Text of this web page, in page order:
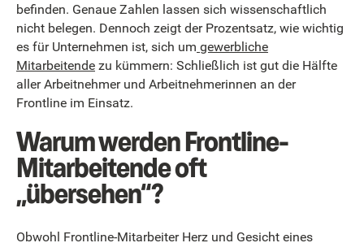
befinden. Genaue Zahlen lassen sich wissenschaftlich
nicht belegen. Dennoch zeigt der Prozentsatz, wie wichtig
es für Unternehmen ist, sich um gewerbliche
Mitarbeitende zu kümmern: Schließlich ist gut die Hälfte
aller Arbeitnehmer und Arbeitnehmerinnen an der
Frontline im Einsatz.
Warum werden Frontline-
Mitarbeitende oft
„übersehen“?
Obwohl Frontline-Mitarbeiter Herz und Gesicht eines